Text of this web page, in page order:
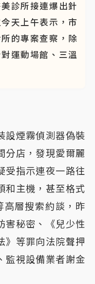
診所接連爆出針
天上午表示，市
的專案查察，除
運動場館、三溫
設煙霧偵測器偽裝
分店，發現愛爾麗
受指示連夜一路往
和主機，甚至格式
層搜索約談，昨
害秘密、《兒少性
》等罪向法院聲押
監視設備業者謝金